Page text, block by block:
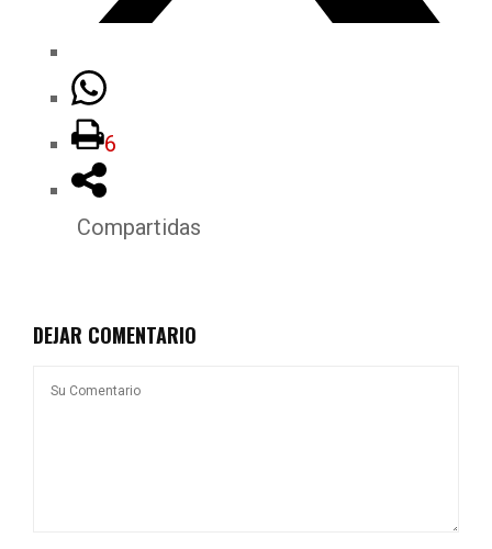
6
Compartidas
DEJAR COMENTARIO